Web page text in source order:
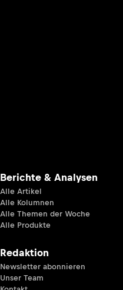
Berichte & Analysen
Alle Artikel
Alle Kolumnen
Alle Themen der Woche
Alle Produkte
Redaktion
Newsletter abonnieren
Unser Team